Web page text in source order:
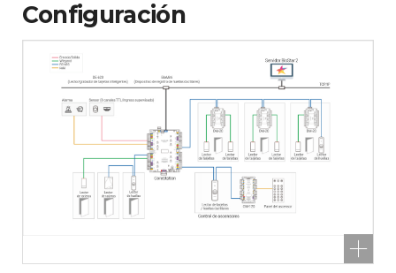
Configuración